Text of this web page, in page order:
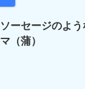
ソーセージのよ
マ（蒲）